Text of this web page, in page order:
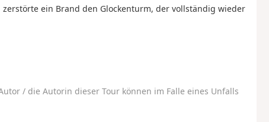
ein Brand den Glockenturm, der vollständig wieder
/ die Autorin dieser Tour können im Falle eines Unfalls